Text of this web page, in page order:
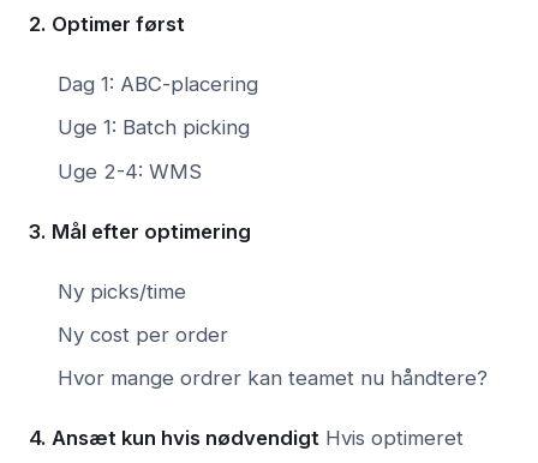
2. Optimer først
Dag 1: ABC-placering
Uge 1: Batch picking
Uge 2-4: WMS
3. Mål efter optimering
Ny picks/time
Ny cost per order
Hvor mange ordrer kan teamet nu håndtere?
4. Ansæt kun hvis nødvendigt Hvis optimeret